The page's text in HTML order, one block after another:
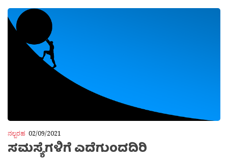
ನಲ್ಬರಹ 02/09/2021
ಸಮಸ್ಯೆಗಳಿಗೆ ಎದೆಗುಂದದಿರಿ